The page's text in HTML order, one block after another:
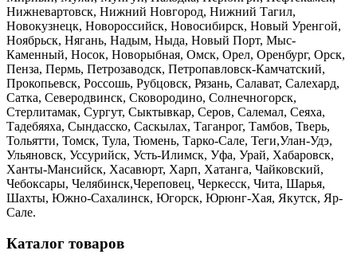
Нижневартовск, Нижний Новгород, Нижний Тагил,
Новокузнецк, Новороссийск, Новосибирск, Новый Уренгой,
Ноябрьск, Нягань, Надым, Ныда, Новый Порт, Мыс-
Каменный, Носок, Новорыбная, Омск, Орел, Оренбург, Орск,
Пенза, Пермь, Петрозаводск, Петропавловск-Камчатский,
Прокопьевск, Россошь, Рубцовск, Рязань, Салават, Салехард,
Сатка, Северодвинск, Сковородино, Солнечногорск,
Стерлитамак, Сургут, Сыктывкар, Серов, Салемал, Сеяха,
Тадебяяха, Сындасско, Саскылах, Таганрог, Тамбов, Тверь,
Тольятти, Томск, Тула, Тюмень, Тарко-Сале, Теги,Улан-Удэ,
Ульяновск, Уссурийск, Усть-Илимск, Уфа, Урай, Хабаровск,
Ханты-Мансийск, Хасавюрт, Харп, Хатанга, Чайковский,
Чебоксары, Челябинск,Череповец, Черкесск, Чита, Шарья,
Шахты, Южно-Сахалинск, Югорск, Юрюнг-Хая, Якутск, Яр-
Сале.
Каталог товаров